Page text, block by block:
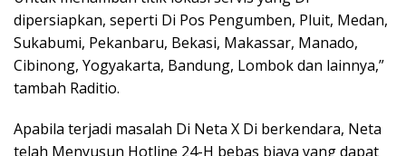
dipersiapkan, seperti Di Pos Pengumben, Pluit, Medan,
Sukabumi, Pekanbaru, Bekasi, Makassar, Manado,
Cibinong, Yogyakarta, Bandung, Lombok dan lainnya,”
tambah Raditio.
Apabila terjadi masalah Di Neta X Di berkendara, Neta
telah Menyusun Hotline 24-H bebas biaya yang dapat